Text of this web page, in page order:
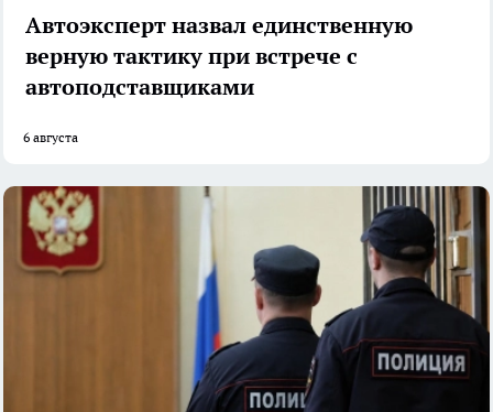
Автоэксперт назвал единственную
верную тактику при встрече с
автоподставщиками
6 августа